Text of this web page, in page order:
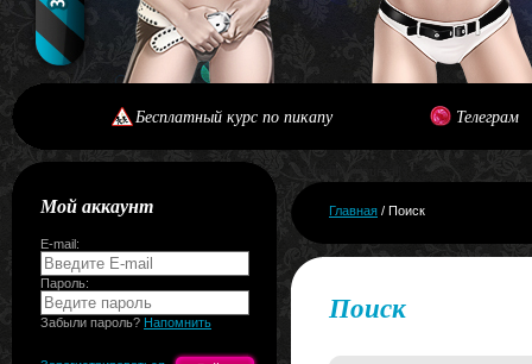
Бесплатный курс по пикапу Телеграм
Мой аккаунт
E-mail:
Пароль:
Забыли пароль? Напомнить
Главная / Поиск
Поиск